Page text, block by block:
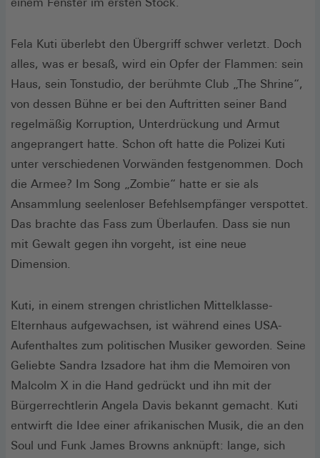
Fela Kuti überlebt den Übergriff schwer verletzt. Doch
alles, was er besaß, wird ein Opfer der Flammen: sein
Haus, sein Tonstudio, der berühmte Club „The Shrine“,
von dessen Bühne er bei den Auftritten seiner Band
regelmäßig Korruption, Unterdrückung und Armut
angeprangert hatte. Schon oft hatte die Polizei Kuti
unter verschiedenen Vorwänden festgenommen. Doch
die Armee? Im Song „Zombie“ hatte er sie als
Ansammlung seelenloser Befehlsempfänger verspottet.
Das brachte das Fass zum Überlaufen. Dass sie nun
mit Gewalt gegen ihn vorgeht, ist eine neue
Dimension.
Kuti, in einem strengen christlichen Mittelklasse-
Elternhaus aufgewachsen, ist während eines USA-
Aufenthaltes zum politischen Musiker geworden. Seine
Geliebte Sandra Izsadore hat ihm die Memoiren von
Malcolm X in die Hand gedrückt und ihn mit der
Bürgerrechtlerin Angela Davis bekannt gemacht. Kuti
entwirft die Idee einer afrikanischen Musik, die an den
Soul und Funk James Browns anknüpft: lange, sich